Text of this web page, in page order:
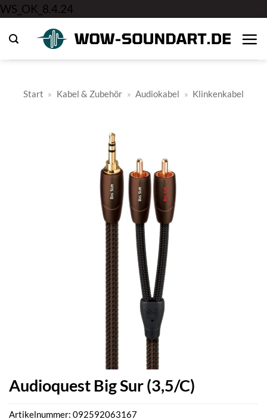
WS_OK_8.4.24
springen
Start » Kabel & Zubehör » Audiokabel » Klinkenkabel
Audioquest Big Sur (3,5/C)
Artikelnummer: 092592063167